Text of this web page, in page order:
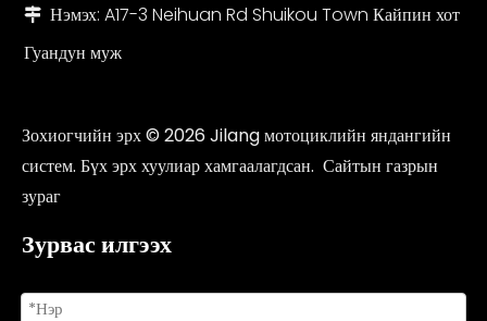
 Нэмэх: A17-3 Neihuan Rd Shuikou Town Кайпин хот
Гуандун муж
Зохиогчийн эрх © 2026Jilang мотоциклийн яндангийн
систем. Бүх эрх хуулиар хамгаалагдсан. Сайтын газрын
зураг
Зурвас илгээх